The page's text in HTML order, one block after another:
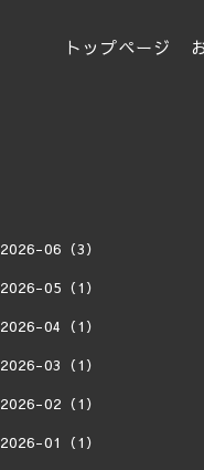
トップページ
2026-06（3）
2026-05（1）
2026-04（1）
2026-03（1）
2026-02（1）
2026-01（1）